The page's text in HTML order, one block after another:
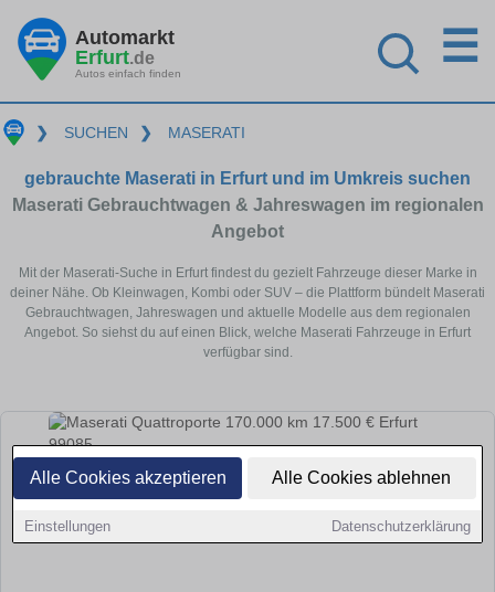
Alle Cookies akzeptieren Alle Cookies ablehnen
Einstellungen Datenschutzerklärung
Automarkt
Erfurt.de
Autos einfach finden
☰
❯ SUCHEN ❯ MASERATI
gebrauchte Maserati in Erfurt und im Umkreis suchen
Maserati Gebrauchtwagen & Jahreswagen im regionalen
Angebot
Mit der Maserati-Suche in Erfurt findest du gezielt Fahrzeuge dieser Marke in
deiner Nähe. Ob Kleinwagen, Kombi oder SUV – die Plattform bündelt Maserati
Gebrauchtwagen, Jahreswagen und aktuelle Modelle aus dem regionalen
Angebot. So siehst du auf einen Blick, welche Maserati Fahrzeuge in Erfurt
verfügbar sind.